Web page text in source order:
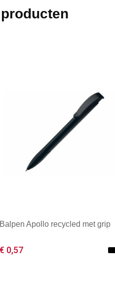
Balpen Apollo recycled met grip
€ 0,57